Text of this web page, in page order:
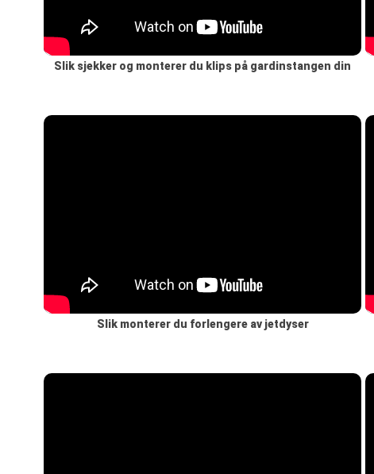
Slik sjekker og monterer du klips på gardinstangen din
Slik monterer du forlengere av jetdyser